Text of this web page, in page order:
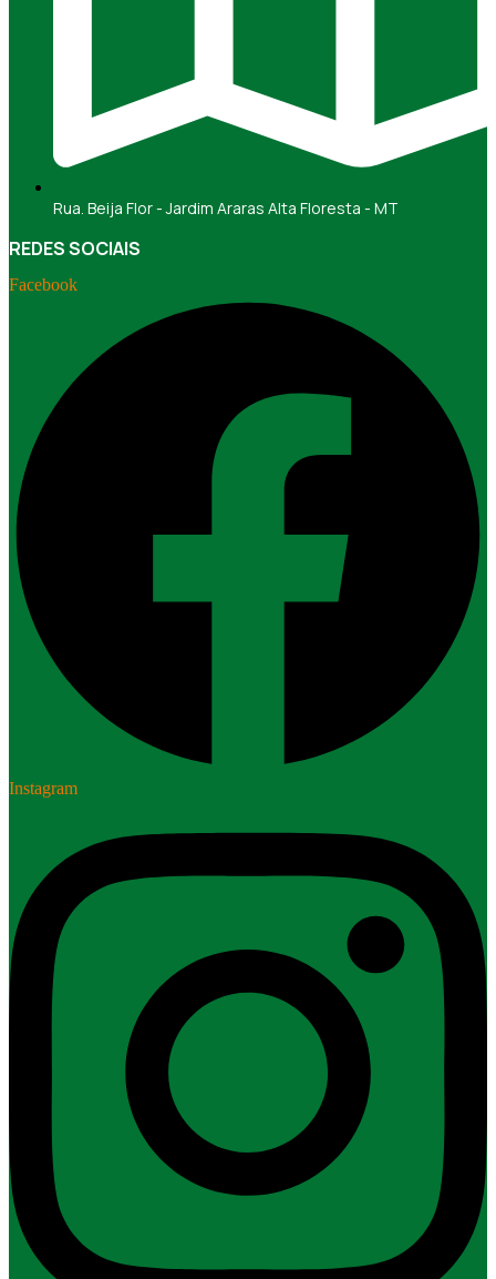
Rua. Beija Flor - Jardim Araras Alta Floresta - MT
REDES SOCIAIS
Facebook
Instagram